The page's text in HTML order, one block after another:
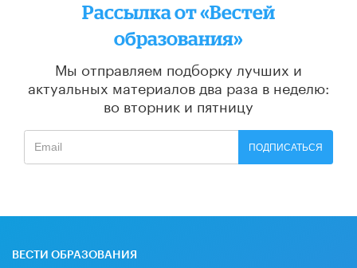
Рассылка от «Вестей
образования»
Мы отправляем подборку лучших и
актуальных материалов два раза в неделю:
во вторник и пятницу
ПОДПИСАТЬСЯ
ВЕСТИ ОБРАЗОВАНИЯ